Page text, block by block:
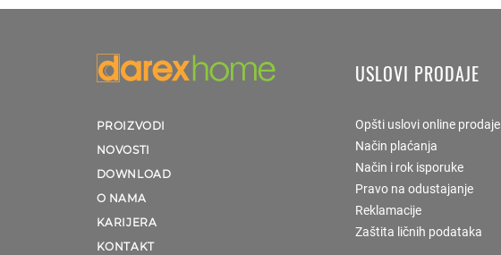
PROIZVODI
NOVOSTI
DOWNLOAD
O NAMA
KARIJERA
KONTAKT
USLOVI PRODAJE
Opšti uslovi online prodaje
Način plaćanja
Način i rok isporuke
Pravo na odustajanje
Reklamacije
Zaštita ličnih podataka